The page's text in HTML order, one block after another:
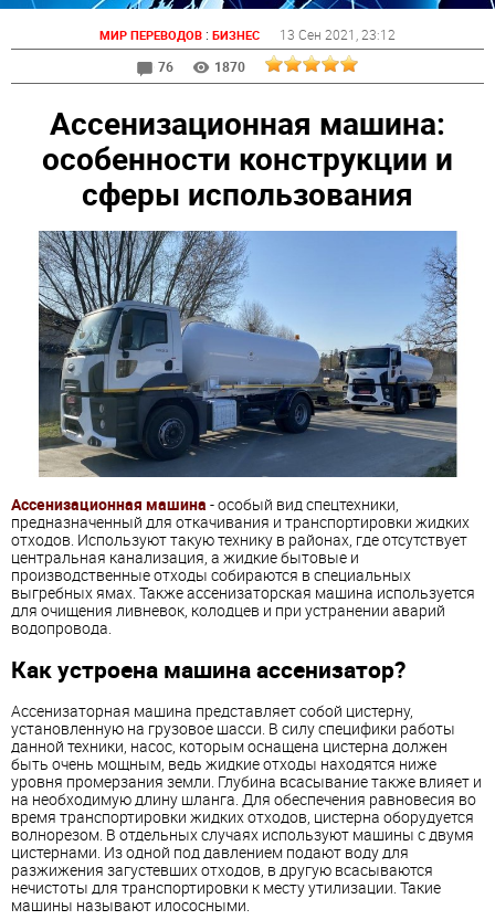
МИР ПЕРЕВОДОВ : БИЗНЕС 13 Сен 2021 , 23:12
76
1870
Ассенизационная машина:
особенности конструкции и
сферы использования
Ассенизационная машина - особый вид спецтехники,
предназначенный для откачивания и транспортировки жидких
отходов. Используют такую технику в районах, где отсутствует
центральная канализация, а жидкие бытовые и
производственные отходы собираются в специальных
выгребных ямах. Также ассенизаторская машина используется
для очищения ливневок, колодцев и при устранении аварий
водопровода.
Как устроена машина ассенизатор?
Ассенизаторная машина представляет собой цистерну,
установленную на грузовое шасси. В силу специфики работы
данной техники, насос, которым оснащена цистерна должен
быть очень мощным, ведь жидкие отходы находятся ниже
уровня промерзания земли. Глубина всасывание также влияет и
на необходимую длину шланга. Для обеспечения равновесия во
время транспортировки жидких отходов, цистерна оборудуется
волнорезом. В отдельных случаях используют машины с двумя
цистернами. Из одной под давлением подают воду для
разжижения загустевших отходов, в другую всасываются
нечистоты для транспортировки к месту утилизации. Такие
машины называют илососными.